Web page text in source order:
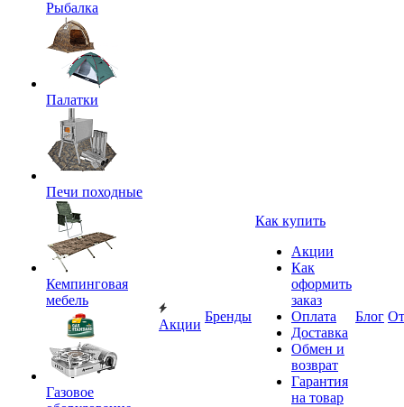
Рыбалка
Палатки
Печи походные
Кемпинговая
мебель
Газовое
Акции
Бренды
Как купить
Акции
Как
оформить
заказ
Оплата
Доставка
Обмен и
возврат
Гарантия
на товар
Блог